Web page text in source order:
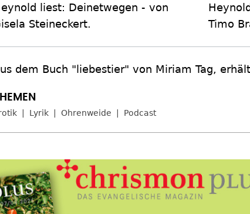
liest: Deinetwegen - von
Steineckert.
Timo
dem Buch "liebestier" von Miriam Tag,
Lyrik Ohrenweide Podcast